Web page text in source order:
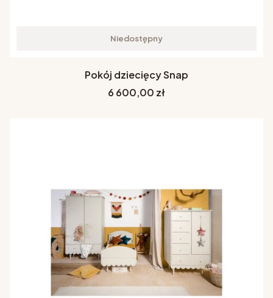
Niedostępny
Pokój dziecięcy Snap
Cena
6 600,00 zł